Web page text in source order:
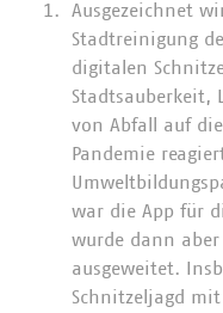
Ausgezeichnet
Stadtreinigung
digitalen
Stadtsauberkeit,
von Abfall auf
Pandemie
war die App für
wurde dann
ausgeweitet.
Schnitzeljagd